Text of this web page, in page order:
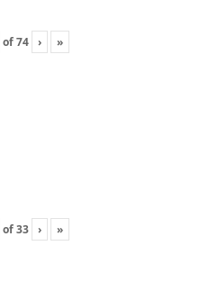
of74 › »
of33 › »